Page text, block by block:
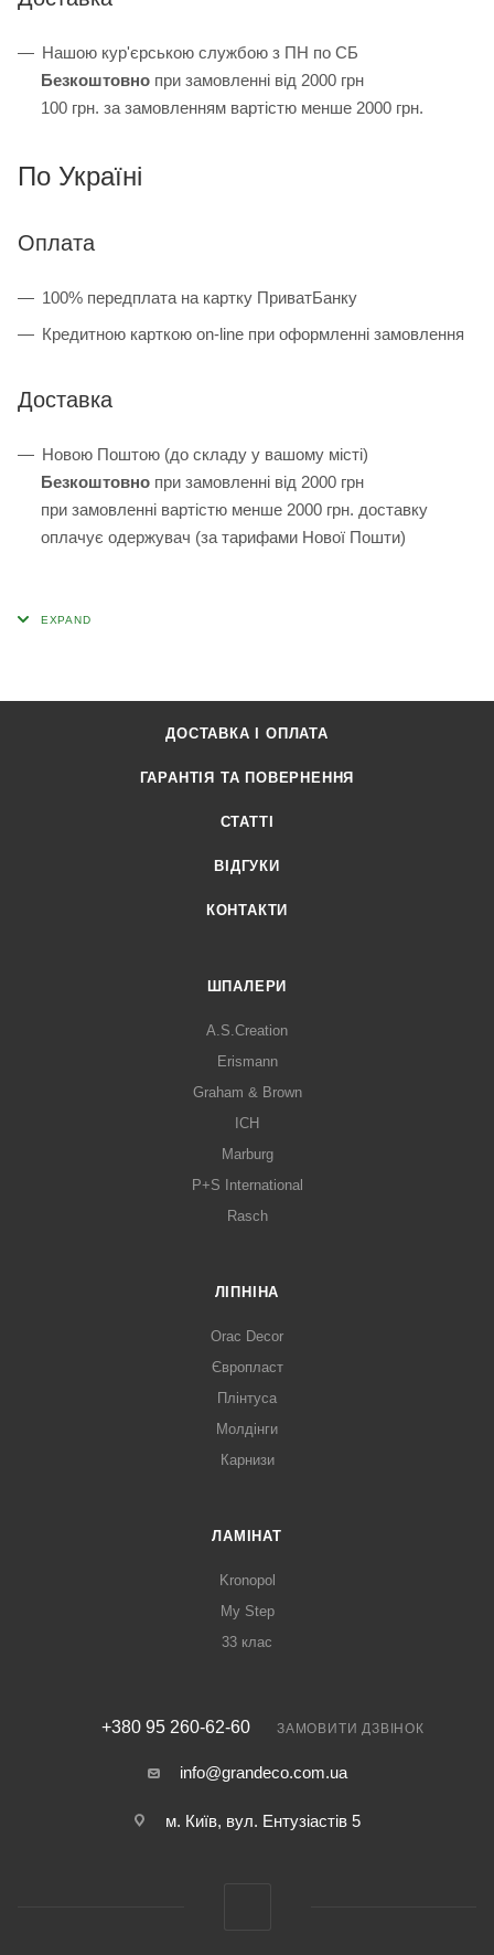
Нашою кур'єрською службою з ПН по СБ
Безкоштовно при замовленні від 2000 грн
100 грн. за замовленням вартістю менше 2000 грн.
По Україні
Оплата
100% передплата на картку ПриватБанку
Кредитною карткою on-line при оформленні замовлення
Доставка
Новою Поштою (до складу у вашому місті)
Безкоштовно при замовленні від 2000 грн
при замовленні вартістю менше 2000 грн. доставку
оплачує одержувач (за тарифами Нової Пошти)
ДОСТАВКА І ОПЛАТА
ГАРАНТІЯ ТА ПОВЕРНЕННЯ
СТАТТІ
ВІДГУКИ
КОНТАКТИ
ШПАЛЕРИ
A.S.Creation
Erismann
Graham & Brown
ICH
Marburg
P+S International
Rasch
ЛІПНІНА
Orac Decor
Європласт
Плінтуса
Молдінги
Карнизи
ЛАМІНАТ
Kronopol
My Step
33 клас
+380 95 260-62-60 ЗАМОВИТИ ДЗВІНОК
info@grandeco.com.ua
м. Київ, вул. Ентузіастів 5